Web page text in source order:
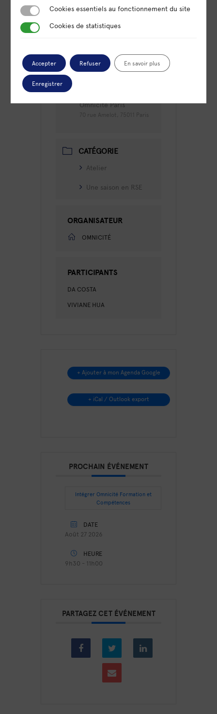
DATE
HEURE
14h00 - 15h00
Omnicité Paris
CATÉGORIE
Atelier
Une saison en RSE
ORGANISATEUR
OMNICITÉ
PARTICIPANTS
DA COSTA
VIVIANE HUA
+ Ajouter à mon Agenda Google
+ iCal / Outlook export
PROCHAIN ÉVÉNEMENT
Intégrer Omnicité Formation et
Compétences
DATE
Août 27 2026
HEURE
9h30 - 11h00
PARTAGEZ CET ÉVÉNEMENT
Cookies essentiels au fonctionnement du site
Cookies essentiels au fonctionnement du site
Cookies de statistiques
Cookies de statistiques
Accepter Refuser En savoir plus
Enregistrer